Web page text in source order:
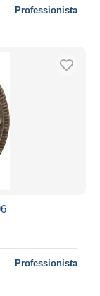
Professionista
Professionista